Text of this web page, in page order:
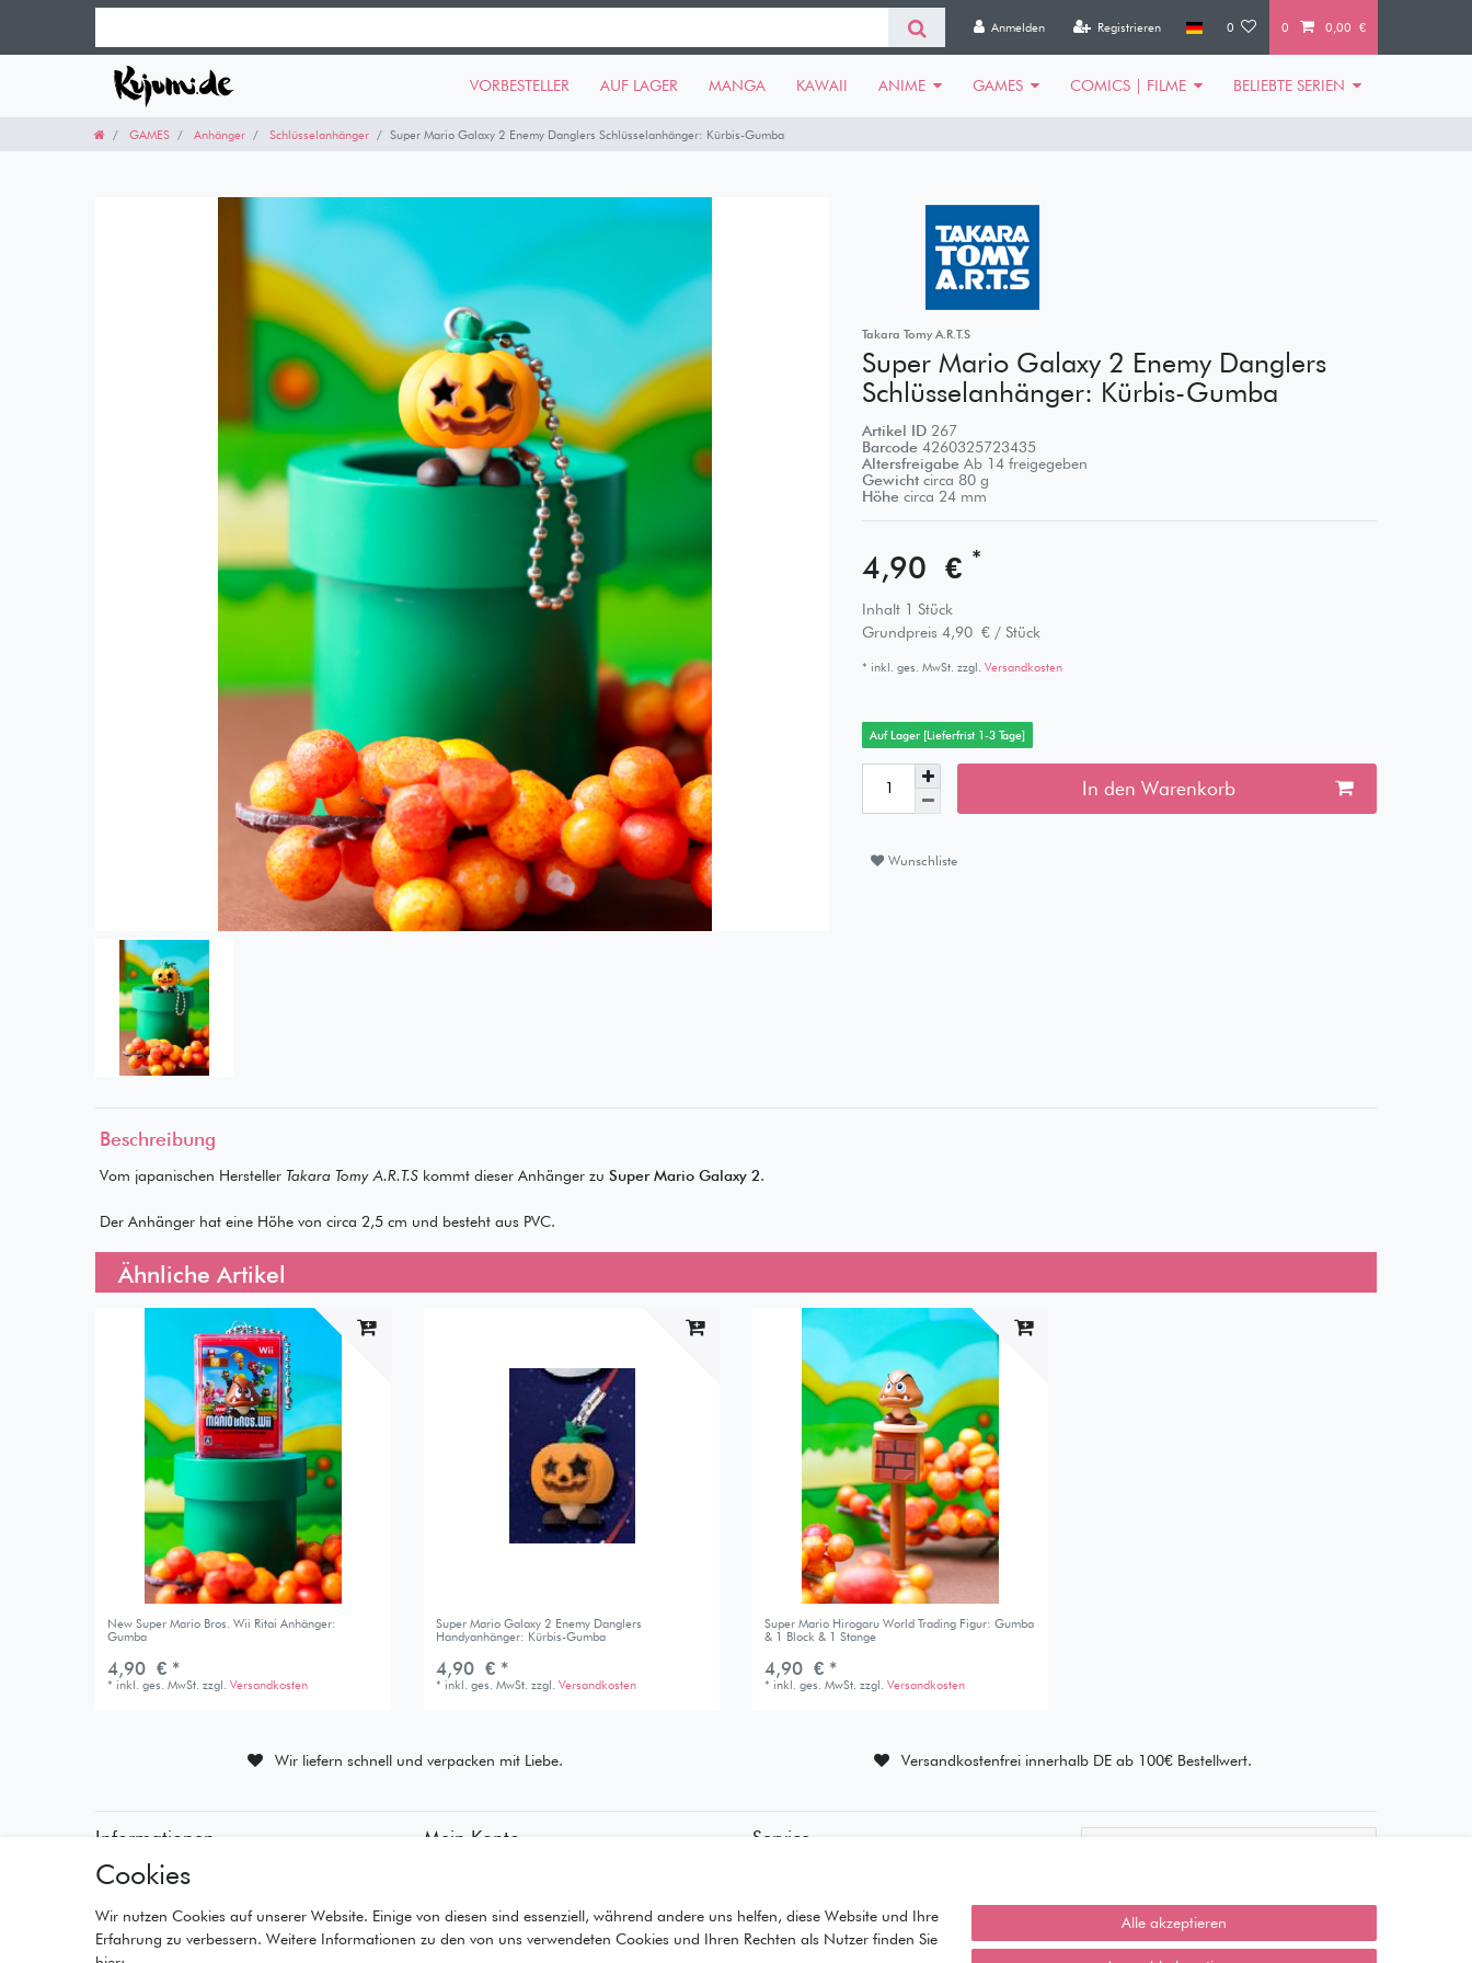
Anmelden Registrieren 0 0 0,00 €
VORBESTELLER AUF LAGER MANGA KAWAII ANIME GAMES COMICS | FILME BELIEBTE SERIEN
GAMES Anhänger Schlüsselanhänger Super Mario Galaxy 2 Enemy Danglers Schlüsselanhänger: Kürbis-Gumba
Takara Tomy A.R.T.S
Super Mario Galaxy 2 Enemy Danglers
Schlüsselanhänger: Kürbis-Gumba
Artikel ID 267
Barcode 4260325723435
Altersfreigabe Ab 14 freigegeben
Gewicht circa 80 g
Höhe circa 24 mm
4,90 € *
Inhalt 1 Stück
Grundpreis 4,90 € / Stück
* inkl. ges. MwSt. zzgl. Versandkosten
Auf Lager [Lieferfrist 1-3 Tage]
In den Warenkorb
Wunschliste
Beschreibung
Vom japanischen Hersteller Takara Tomy A.R.T.Skommt dieser Anhänger zu Super Mario Galaxy 2.
Der Anhänger hat eine Höhe von circa 2,5 cm und besteht aus PVC.
Ähnliche Artikel
New Super Mario Bros. Wii Ritai Anhänger:
Gumba
4,90 € *
* inkl. ges. MwSt. zzgl.Versandkosten
Super Mario Galaxy 2 Enemy Danglers
Handyanhänger: Kürbis-Gumba
4,90 € *
* inkl. ges. MwSt. zzgl.Versandkosten
Super Mario Hirogaru World Trading Figur: Gumba
& 1 Block & 1 Stange
4,90 € *
* inkl. ges. MwSt. zzgl.Versandkosten
Wir liefern schnell und verpacken mit Liebe. Versandkostenfrei innerhalb DE ab 100€ Bestellwert.
Informationen
• Zahlungsarten
• Versandinformationen
• Lieferzeiten
• Widerrufsrecht
Mein Konto
• Warenkorb
• Kasse
Service
• AGB
• Impressum
abholen?
Ist die Ware neuverpackt?
Cookies
Wir nutzen Cookies auf unserer Website. Einige von diesen sind essenziell, während andere uns helfen, diese Website und Ihre
Erfahrung zu verbessern. Weitere Informationen zu den von uns verwendeten Cookies und Ihren Rechten als Nutzer finden Sie
Alle akzeptieren